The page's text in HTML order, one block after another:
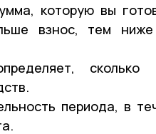
которую вы
взнос, тем
сколько
периода, в